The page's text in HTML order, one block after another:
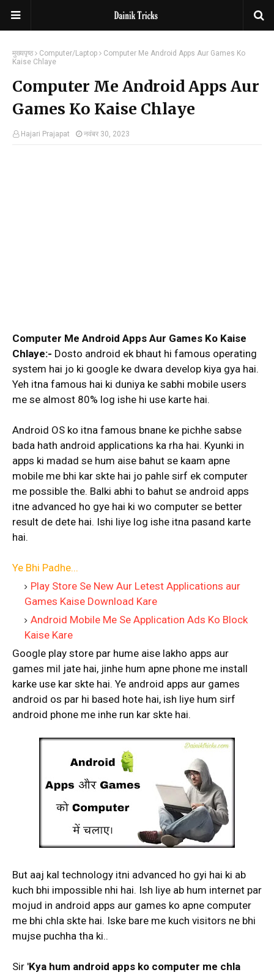
मुख्यपृष्ठ Computer/Laptop
Computer Me Android Apps Aur Games Ko
Kaise Chlaye
Computer Me Android Apps Aur
Games Ko Kaise Chlaye
Hajari Prajapat नवंबर 30, 2023
Computer Me Android Apps Aur Games Ko Kaise
Chlaye:- Dosto android ek bhaut hi famous operating
system hai jo ki google ke dwara develop kiya gya hai.
Yeh itna famous hai ki duniya ke sabhi mobile users
me se almost 80% log ishe hi use karte hai.
Android OS ko itna famous bnane ke pichhe sabse
bada hath android applications ka rha hai. Kyunki in
apps ki madad se hum aise bahut se kaam apne
mobile me bhi kar skte hai jo pahle sirf ek computer
me possible the. Balki abhi to bahut se android apps
itne advanced ho gye hai ki wo computer se better
result de dete hai. Ishi liye log ishe itna pasand karte
hai.
Ye Bhi Padhe...
Play Store Se New Aur Letest Applications aur
Games Kaise Download Kare
Android Mobile Me Se Application Ads Ko Block
Kaise Kare
Google play store par hume aise lakho apps aur
games mil jate hai, jinhe hum apne phone me install
karke use kar skte hai. Ye android apps aur games
android os par hi based hote hai, ish liye hum sirf
android phone me inhe run kar skte hai.
But aaj kal technology itni advanced ho gyi hai ki ab
kuch bhi impossible nhi hai. Ish liye ab hum internet par
mojud in android apps aur games ko apne computer
me bhi chla skte hai. Iske bare me kuch visitors ne bhi
mujse puchha tha ki..
Sir 'Kya hum android apps ko computer me chla